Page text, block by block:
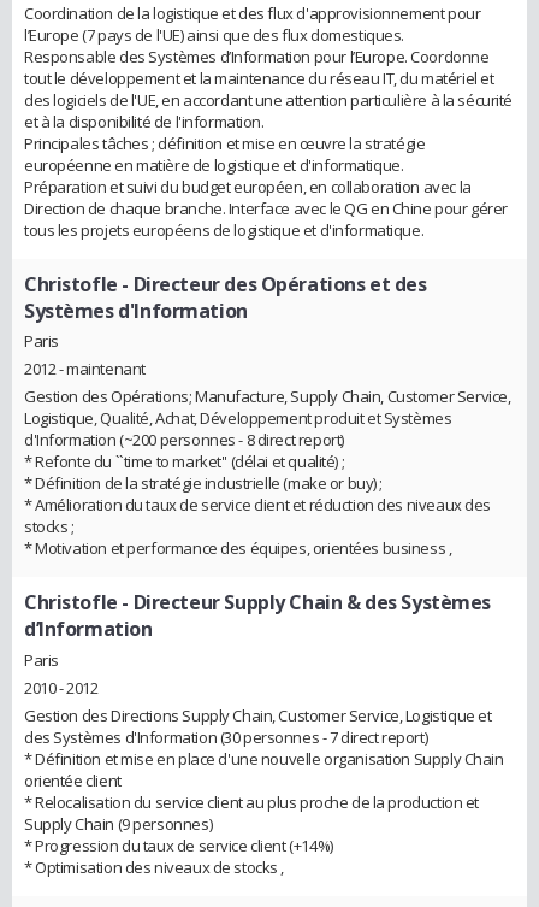
Coordination de la logistique et des flux d'approvisionnement pour
l’Europe (7 pays de l'UE) ainsi que des flux domestiques.
Responsable des Systèmes d’Information pour l’Europe. Coordonne
tout le développement et la maintenance du réseau IT, du matériel et
des logiciels de l'UE, en accordant une attention particulière à la sécurité
et à la disponibilité de l'information.
Principales tâches ; définition et mise en œuvre la stratégie
européenne en matière de logistique et d'informatique.
Préparation et suivi du budget européen, en collaboration avec la
Direction de chaque branche. Interface avec le QG en Chine pour gérer
tous les projets européens de logistique et d'informatique.
Christofle - Directeur des Opérations et des
Systèmes d'Information
Paris
2012 - maintenant
Gestion des Opérations; Manufacture, Supply Chain, Customer Service,
Logistique, Qualité, Achat, Développement produit et Systèmes
d'Information (~200 personnes - 8 direct report)
* Refonte du ``time to market'' (délai et qualité) ;
* Définition de la stratégie industrielle (make or buy) ;
* Amélioration du taux de service client et réduction des niveaux des
stocks ;
* Motivation et performance des équipes, orientées business ,
Christofle - Directeur Supply Chain & des Systèmes
d’Information
Paris
2010 - 2012
Gestion des Directions Supply Chain, Customer Service, Logistique et
des Systèmes d'Information (30 personnes - 7 direct report)
* Définition et mise en place d'une nouvelle organisation Supply Chain
orientée client
* Relocalisation du service client au plus proche de la production et
Supply Chain (9 personnes)
* Progression du taux de service client (+14%)
* Optimisation des niveaux de stocks ,